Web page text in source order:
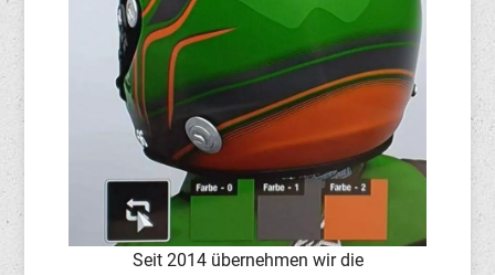
Seit 2014 übernehmen wir die